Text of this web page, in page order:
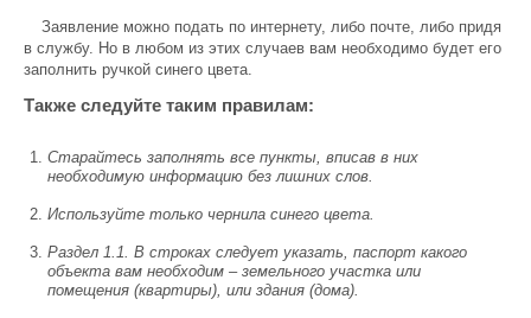
Заявление можно подать по интернету, либо почте, либо придя
в службу. Но в любом из этих случаев вам необходимо будет его
заполнить ручкой синего цвета.
Также следуйте таким правилам:
Старайтесь заполнять все пункты, вписав в них
необходимую информацию без лишних слов.
Используйте только чернила синего цвета.
Раздел 1.1. В строках следует указать, паспорт какого
объекта вам необходим – земельного участка или
помещения (квартиры), или здания (дома).